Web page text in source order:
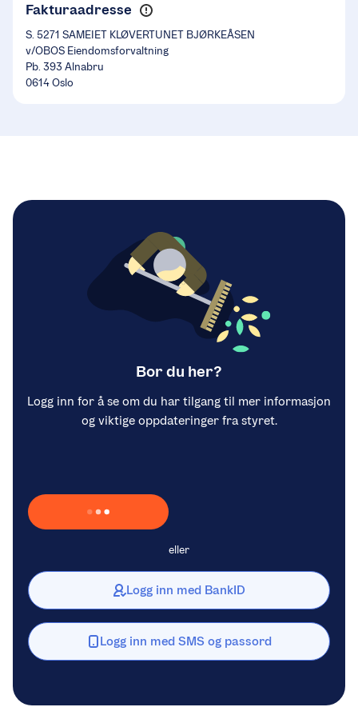
Fakturaadresse
S. 5271 SAMEIET KLØVERTUNET BJØRKEÅSEN
v/OBOS Eiendomsforvaltning
Pb. 393 Alnabru
0614 Oslo
Bor du her?
Logg inn for å se om du har tilgang til mer informasjon
og viktige oppdateringer fra styret.
Laster inn Vipps …
eller
Logg inn med BankID
Logg inn med SMS og passord